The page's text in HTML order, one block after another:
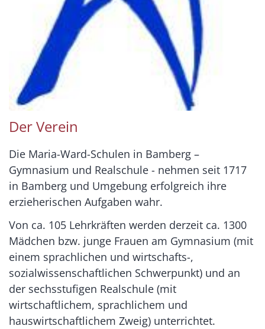
Der Verein
Die Maria-Ward-Schulen in Bamberg –
Gymnasium und Realschule - nehmen seit 1717
in Bamberg und Umgebung erfolgreich ihre
erzieherischen Aufgaben wahr.
Von ca. 105 Lehrkräften werden derzeit ca. 1300
Mädchen bzw. junge Frauen am Gymnasium (mit
einem sprachlichen und wirtschafts-,
sozialwissenschaftlichen Schwerpunkt) und an
der sechsstufigen Realschule (mit
wirtschaftlichem, sprachlichem und
hauswirtschaftlichem Zweig) unterrichtet.